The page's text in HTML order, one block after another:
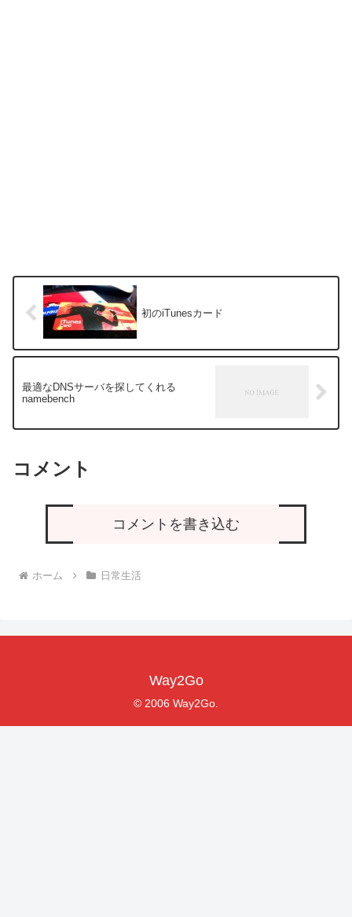
初のiTunesカード
最適なDNSサーバを探してくれる
namebench
コメント
コメントを書き込む
ホーム 日常生活
Way2Go
© 2006 Way2Go.